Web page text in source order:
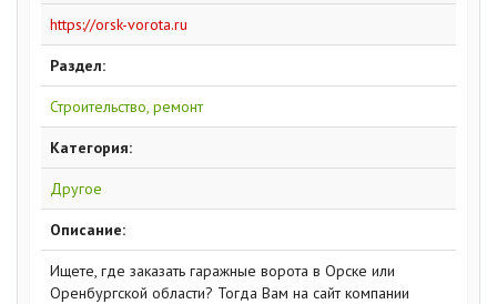
https://orsk-vorota.ru
Раздел:
Строительство, ремонт
Категория:
Другое
Описание:
Ищете, где заказать гаражные ворота в Орске или
Оренбургской области? Тогда Вам на сайт компании